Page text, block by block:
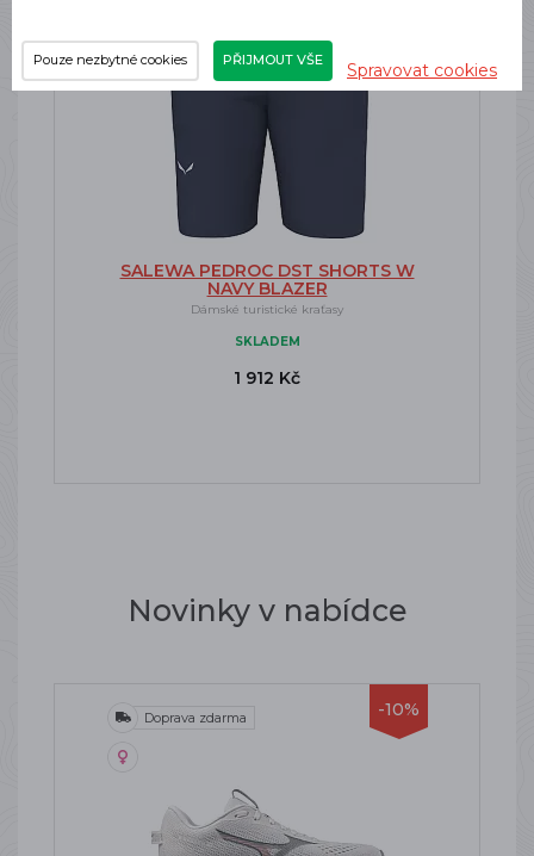
SALEWA PEDROC DST SHORTS W
NAVY BLAZER
Dámské turistické kraťasy
SKLADEM
1 912 Kč
Novinky v nabídce
-10%
Doprava zdarma
Pouze nezbytné cookies PŘIJMOUT VŠE Spravovat cookies